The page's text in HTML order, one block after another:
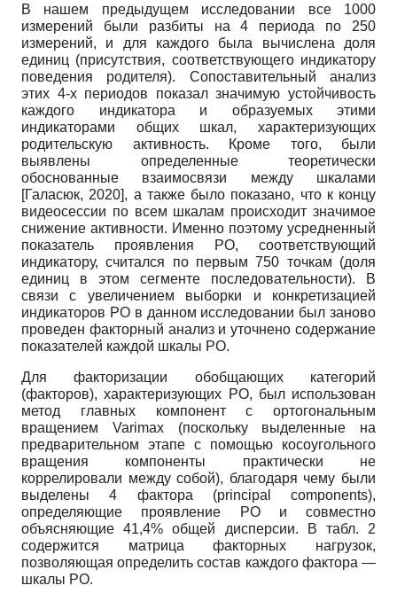
В нашем предыдущем исследовании все 1000
измерений были разбиты на 4 периода по 250
измерений, и для каждого была вычислена доля
единиц (присутствия, соответствующего индикатору
поведения родителя). Сопоставительный анализ
этих 4-х периодов показал значимую устойчивость
каждого индикатора и образуемых этими
индикаторами общих шкал, характеризующих
родительскую активность. Кроме того, были
выявлены определенные теоретически
обоснованные взаимосвязи между шкалами
[Галасюк, 2020], а также было показано, что к концу
видеосессии по всем шкалам происходит значимое
снижение активности. Именно поэтому усредненный
показатель проявления РО, соответствующий
индикатору, считался по первым 750 точкам (доля
единиц в этом сегменте последовательности). В
связи с увеличением выборки и конкретизацией
индикаторов РО в данном исследовании был заново
проведен факторный анализ и уточнено содержание
показателей каждой шкалы РО.
Для факторизации обобщающих категорий
(факторов), характеризующих РО, был использован
метод главных компонент с ортогональным
вращением Varimax (поскольку выделенные на
предварительном этапе с помощью косоугольного
вращения компоненты практически не
коррелировали между собой), благодаря чему были
выделены 4 фактора (principal components),
определяющие проявление РО и совместно
объясняющие 41,4% общей дисперсии. В табл. 2
содержится матрица факторных нагрузок,
позволяющая определить состав каждого фактора —
шкалы РО.